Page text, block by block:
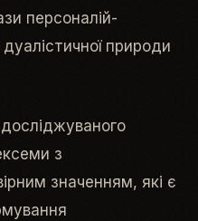
персоналій-
дуалістичної природи
з
значенням, які є